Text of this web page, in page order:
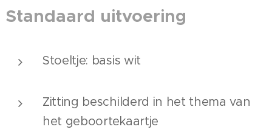
Standaard uitvoering
Stoeltje: basis wit
Zitting beschilderd in het thema van
het geboortekaartje